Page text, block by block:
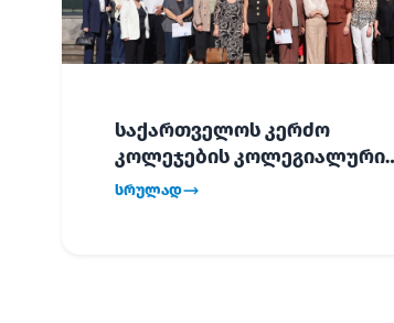
საქართველოს კერძო
კოლეჯების კოლეგიალური
ვიზიტი ბათუმში!
სრულად